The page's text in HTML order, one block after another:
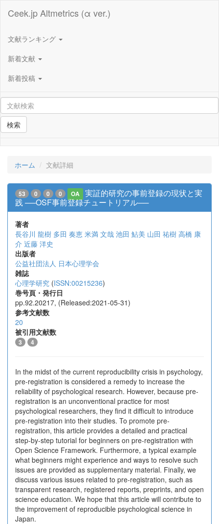
Ceek.jp Altmetrics (α ver.)
文献ランキング
新着文献
新着投稿
検索
ホーム 文献詳細
53 0 0 0 OA
実証的研究の事前登録の現状と実
践 ──OSF事前登録チュートリアル──
著者
長谷川 龍樹 多田 奏恵 米満 文哉 池田 鮎美 山田 祐樹 高橋 康
介 近藤 洋史
出版者
公益社団法人 日本心理学会
雑誌
心理学研究 (ISSN:00215236)
巻号頁・発行日
pp.92.20217, (Released:2021-05-31)
参考文献数
20
被引用文献数
3 4
In the midst of the current reproducibility crisis in psychology,
pre-registration is considered a remedy to increase the
reliability of psychological research. However, because pre-
registration is an unconventional practice for most
psychological researchers, they find it difficult to introduce
pre-registration into their studies. To promote pre-
registration, this article provides a detailed and practical
step-by-step tutorial for beginners on pre-registration with
Open Science Framework. Furthermore, a typical example
what beginners might experience and ways to resolve such
issues are provided as supplementary material. Finally, we
discuss various issues related to pre-registration, such as
transparent research, registered reports, preprints, and open
science education. We hope that this article will contribute to
the improvement of reproducible psychological science in
Japan.